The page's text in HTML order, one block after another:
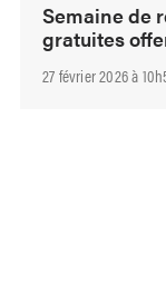
Semaine de
gratuites
27 février 2026 à